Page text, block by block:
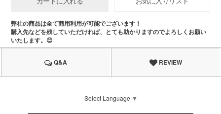
弊社の商品は全て商用利用が可能でございます！
購入先などを残していただければ、とても助かりますのでよろしくお願い
いたします。😊
Q&A REVIEW
Select Language ▼